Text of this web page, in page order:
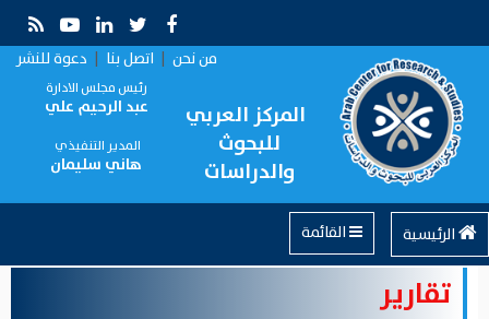
من نحن | اتصل بنا | دعوة للنشر
المركز العربي
للبحوث
والدراسات
رئيس مجلس الادارة
عبد الرحيم علي
المدير التنفيذي
هاني سليمان
الرئيسية
تقارير